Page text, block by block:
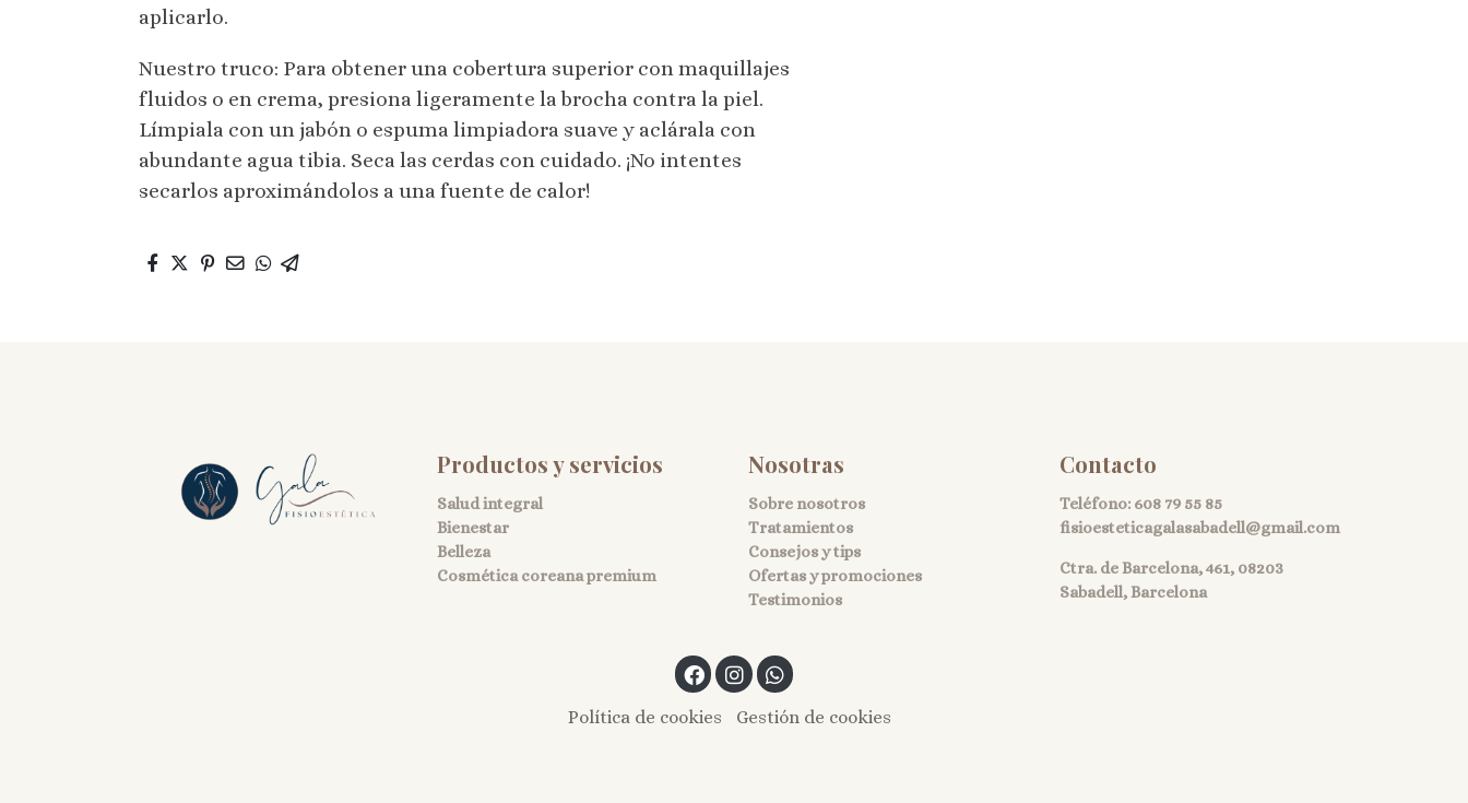
aplicarlo.
Nuestro truco: Para obtener una cobertura superior con maquillajes
fluidos o en crema, presiona ligeramente la brocha contra la piel.
Límpiala con un jabón o espuma limpiadora suave y aclárala con
abundante agua tibia. Seca las cerdas con cuidado. ¡No intentes
secarlos aproximándolos a una fuente de calor!
Productos y servicios
Salud integral
Bienestar
Belleza
Cosmética coreana premium
Nosotras
Sobre nosotros
Tratamientos
Consejos y tips
Ofertas y promociones
Testimonios
Contacto
Teléfono: 608 79 55 85
fisioesteticagalasabadell@gmail.com
Ctra. de Barcelona, 461, 08203
Sabadell, Barcelona
Política de cookies Gestión de cookies